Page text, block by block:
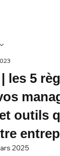
les 5
outils
2025